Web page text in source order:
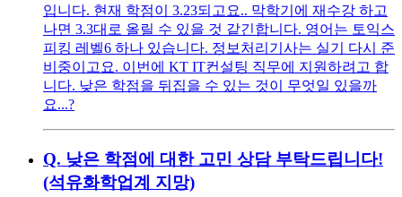
입니다. 현재 학점이 3.23되고요.. 막학기에 재수강 하고
나면 3.3대로 올릴 수 있을 것 같긴합니다. 영어는 토익스
피킹 레벨6 하나 있습니다. 정보처리기사는 실기 다시 준
비중이고요. 이번에 KT IT컨설팅 직무에 지원하려고 합
니다. 낮은 학점을 뒤집을 수 있는 것이 무엇일 있을까
요...?
Q. 낮은 학점에 대한 고민 상담 부탁드립니다!
(석유화학업계 지망)